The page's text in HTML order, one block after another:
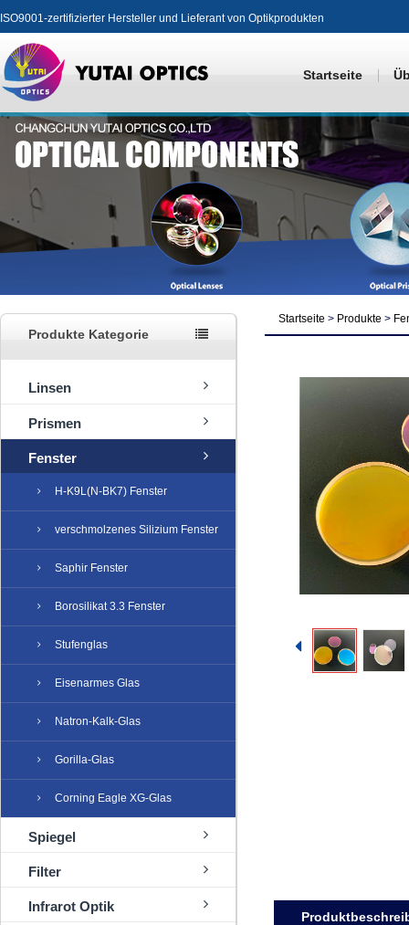
ISO9001-zertifizierter Hersteller und Lieferant von Optikprodukten
Startseite
Produkte Kategorie
Linsen
Prismen
Fenster
H-K9L(N-BK7) Fenster
verschmolzenes Silizium Fenster
Saphir Fenster
Borosilikat 3.3 Fenster
Stufenglas
Eisenarmes Glas
Natron-Kalk-Glas
Gorilla-Glas
Corning Eagle XG-Glas
Spiegel
Filter
Infrarot Optik
Startseite > Produkte >